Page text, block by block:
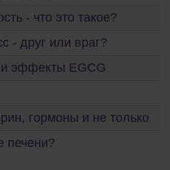
- что это такое?
- друг или враг?
и эффекты EGCG
гормоны и не только
печени?